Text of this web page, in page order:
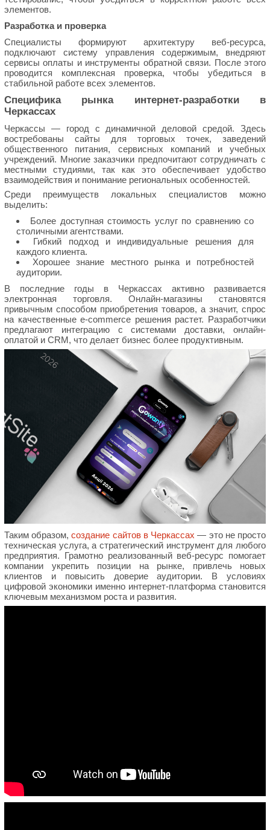
элементов.
Разработка и проверка
Специалисты формируют архитектуру веб-ресурса,
подключают систему управления содержимым, внедряют
сервисы оплаты и инструменты обратной связи. После этого
проводится комплексная проверка, чтобы убедиться в
стабильной работе всех элементов.
Специфика рынка интернет-разработки в
Черкассах
Черкассы — город с динамичной деловой средой. Здесь
востребованы сайты для торговых точек, заведений
общественного питания, сервисных компаний и учебных
учреждений. Многие заказчики предпочитают сотрудничать с
местными студиями, так как это обеспечивает удобство
взаимодействия и понимание региональных особенностей.
Среди преимуществ локальных специалистов можно
выделить:
Более доступная стоимость услуг по сравнению со
столичными агентствами.
Гибкий подход и индивидуальные решения для
каждого клиента.
Хорошее знание местного рынка и потребностей
аудитории.
В последние годы в Черкассах активно развивается
электронная торговля. Онлайн-магазины становятся
привычным способом приобретения товаров, а значит, спрос
на качественные e-commerce решения растет. Разработчики
предлагают интеграцию с системами доставки, онлайн-
оплатой и CRM, что делает бизнес более продуктивным.
Таким образом,создание сайтов в Черкассах — это не просто
техническая услуга, а стратегический инструмент для любого
предприятия. Грамотно реализованный веб-ресурс помогает
компании укрепить позиции на рынке, привлечь новых
клиентов и повысить доверие аудитории. В условиях
цифровой экономики именно интернет-платформа становится
ключевым механизмом роста и развития.